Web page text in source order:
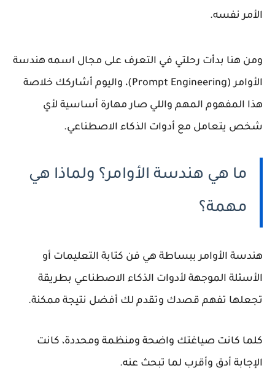
الأمر نفسه.
ومن هنا بدأت رحلتي في التعرف على مجال اسمه هندسة
الأوامر (Prompt Engineering)، واليوم أشاركك خلاصة
هذا المفهوم المهم واللي صار مهارة أساسية لأي
شخص يتعامل مع أدوات الذكاء الاصطناعي.
ما هي هندسة الأوامر؟ ولماذا هي
مهمة؟
هندسة الأوامر ببساطة هي فن كتابة التعليمات أو
الأسئلة الموجهة لأدوات الذكاء الاصطناعي بطريقة
تجعلها تفهم قصدك وتقدم لك أفضل نتيجة ممكنة.
كلما كانت صياغتك واضحة ومنظمة ومحددة، كانت
الإجابة أدق وأقرب لما تبحث عنه.